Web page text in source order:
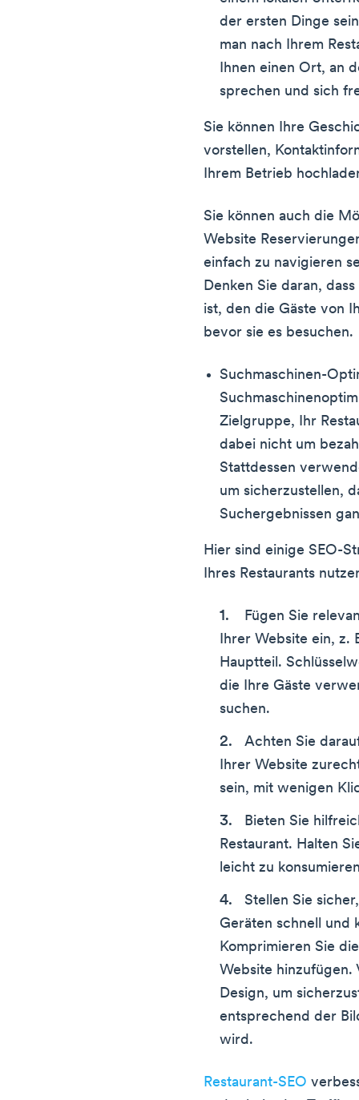
der ersten Dinge
man nach Ihrem
Ihnen einen Ort, an
sprechen und sich
Sie können Ihre
vorstellen,
Ihrem Betrieb
Sie können auch die
Website
einfach zu navigieren
Denken Sie daran,
ist, den die Gäste von
bevor sie es besuchen.
Suchmaschinen-
Zielgruppe, Ihr
dabei nicht um
Stattdessen
um sicherzustellen,
Suchergebnissen
Hier sind einige SEO-
Ihres Restaurants
Fügen Sie
Ihrer Website ein, z.
Hauptteil.
die Ihre Gäste
suchen.
Achten Sie
Ihrer Website
sein, mit wenigen
Bieten Sie
Restaurant. Halten
leicht zu
Stellen Sie
Geräten schnell und
Komprimieren Sie
Website hinzufügen.
Design, um
entsprechend der
wird.
Restaurant-SEO